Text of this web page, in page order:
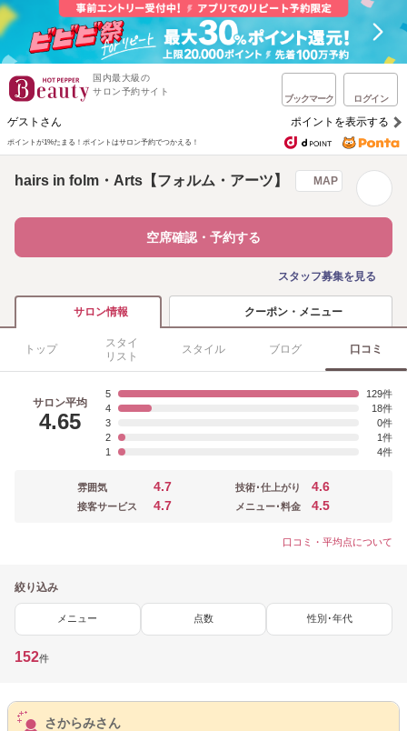
国内最大級の
サロン予約サイト
ブックマーク ログイン
ゲストさん ポイントを表示する
ポイントが1%たまる！ ポイントはサロン予約でつかえる！
hairs in folm・Arts【フォルム・アーツ】 MAP
空席確認・予約する
スタッフ募集を見る
サロン情報 クーポン・メニュー
トップ
スタイ
リスト
スタイル ブログ 口コミ
サロン平均
4.65
5
129
4
18
3
0
2
1
1
4
雰囲気 4.7
接客サービス 4.7
技術･仕上がり 4.6
メニュー･料金 4.5
口コミ・平均点について
絞り込み
メニュー 点数 性別･年代
152件
サロンPick Up
さからみさん